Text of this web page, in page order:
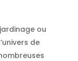
ou
de